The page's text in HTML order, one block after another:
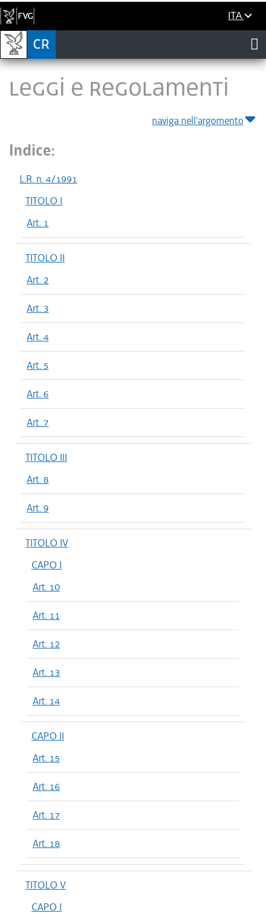
ITA
LEGGI E REGOLAMENTI
naviga nell'argomento
Indice:
L.R. n. 4/1991
TITOLO I
Art. 1
TITOLO II
Art. 2
Art. 3
Art. 4
Art. 5
Art. 6
Art. 7
TITOLO III
Art. 8
Art. 9
TITOLO IV
CAPO I
Art. 10
Art. 11
Art. 12
Art. 13
Art. 14
CAPO II
Art. 15
Art. 16
Art. 17
Art. 18
TITOLO V
CAPO I